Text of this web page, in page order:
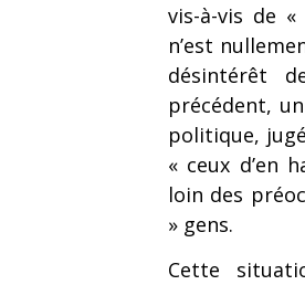
vis-à-vis de
n’est
désintérêt
précédent,
politique,
« ceux d’en
loin des
» gens.
Cette